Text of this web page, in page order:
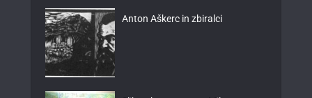
Anton Aškerc in zbiralci